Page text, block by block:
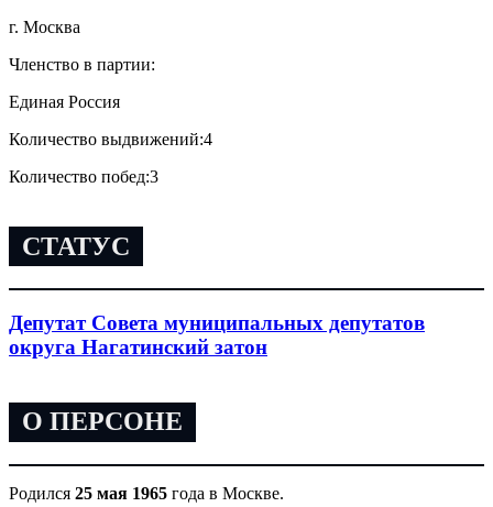
г. Москва
Членство в партии:
Единая Россия
Количество выдвижений:4
Количество побед:3
СТАТУС
Депутат Совета муниципальных депутатов
округа Нагатинский затон
О ПЕРСОНЕ
Родился 25 мая 1965 года в Москве.